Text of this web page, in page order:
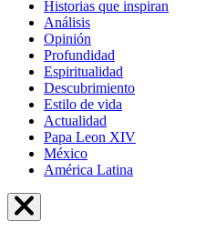
Historias que inspiran
Análisis
Opinión
Profundidad
Espiritualidad
Descubrimiento
Estilo de vida
Actualidad
Papa Leon XIV
México
América Latina